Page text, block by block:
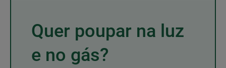
Quer poupar na luz
e no gás?